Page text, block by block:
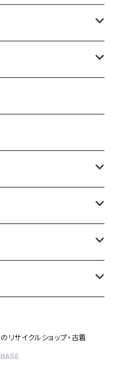
ーク
サイクルショップ・古着